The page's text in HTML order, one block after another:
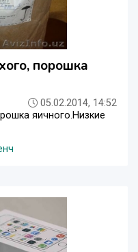
порошка
05.02.2014, 14:52
яичного.Низкие